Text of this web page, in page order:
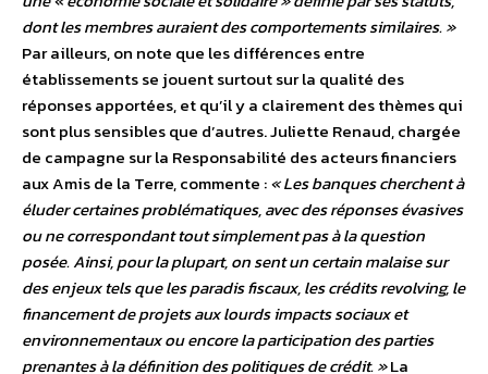
dont les membres auraient des comportements similaires. »
Par ailleurs, on note que les différences entre
établissements se jouent surtout sur la qualité des
réponses apportées, et qu’il y a clairement des thèmes qui
sont plus sensibles que d’autres. Juliette Renaud, chargée
de campagne sur la Responsabilité des acteurs financiers
aux Amis de la Terre, commente :« Les banques cherchent à
éluder certaines problématiques, avec des réponses évasives
ou ne correspondant tout simplement pas à la question
posée. Ainsi, pour la plupart, on sent un certain malaise sur
des enjeux tels que les paradis fiscaux, les crédits revolving, le
financement de projets aux lourds impacts sociaux et
environnementaux ou encore la participation des parties
prenantes à la définition des politiques de crédit. »La